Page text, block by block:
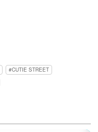
CUTIE STREET